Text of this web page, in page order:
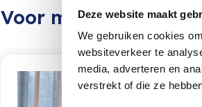
Deze website maakt
We gebruiken cookies
websiteverkeer te
media, adverteren en
verstrekt of die ze
Voor meer